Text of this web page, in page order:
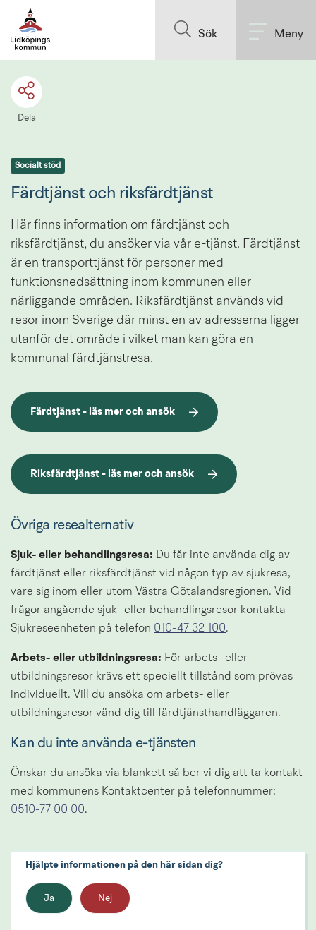
Sök Meny
Dela
Socialt stöd
Färdtjänst och riksfärdtjänst
Här finns information om färdtjänst och
riksfärdtjänst, du ansöker via vår e-tjänst. Färdtjänst
är en transporttjänst för personer med
funktionsnedsättning inom kommunen eller
närliggande områden. Riksfärdtjänst används vid
resor inom Sverige där minst en av adresserna ligger
utanför det område i vilket man kan göra en
kommunal färdtjänstresa.
Färdtjänst - läs mer och ansök
Riksfärdtjänst - läs mer och ansök
Övriga resealternativ
Sjuk- eller behandlingsresa: Du får inte använda dig av
färdtjänst eller riksfärdtjänst vid någon typ av sjukresa,
vare sig inom eller utom Västra Götalandsregionen. Vid
frågor angående sjuk- eller behandlingsresor kontakta
Sjukreseenheten på telefon 010-47 32 100.
Arbets- eller utbildningsresa: För arbets- eller
utbildningsresor krävs ett speciellt tillstånd som prövas
individuellt. Vill du ansöka om arbets- eller
utbildningsresor vänd dig till färdtjänsthandläggaren.
Kan du inte använda e-tjänsten
Önskar du ansöka via blankett så ber vi dig att ta kontakt
0510-77 00 00.
Hjälpte informationen på den här sidan dig?
Ja Nej